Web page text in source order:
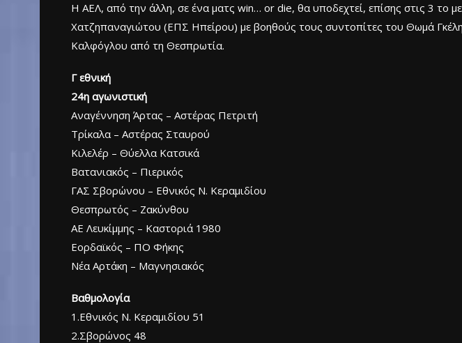
Η ΑΕΛ, από την άλλη, σε ένα ματς win… or die, θα υποδεχτεί, επίσης στις 3 το
Χατζηπαναγιώτου (ΕΠΣ Ηπείρου) με βοηθούς τους συντοπίτες του Θωμά
Καλφόγλου από τη Θεσπρωτία.
Γ εθνική
24η αγωνιστική
Αναγέννηση Άρτας – Αστέρας Πετριτή
Τρίκαλα – Αστέρας Σταυρού
Κιλελέρ – Θύελλα Κατσικά
Βατανιακός – Πιερικός
ΓΑΣ Σβορώνου – Εθνικός Ν. Κεραμιδίου
Θεσπρωτός – Ζακύνθου
ΑΕ Λευκίμμης – Καστοριά 1980
Εορδαϊκός – ΠΟ Φήκης
Νέα Αρτάκη – Μαγνησιακός
Βαθμολογία
1.Εθνικός Ν. Κεραμιδίου 51
2.Σβορώνος 48